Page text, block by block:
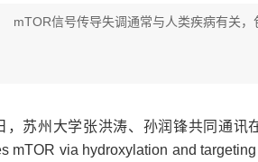
mTOR信号传导失调通常与人类疾病有关，
，苏州大学张洪涛、孙润锋共同通讯
mTOR via hydroxylation and